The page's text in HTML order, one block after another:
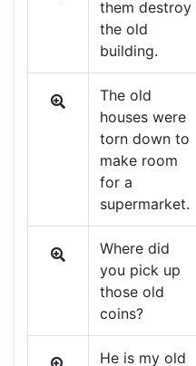
them destroy
the old
building.
The old
houses were
torn down to
make room
for a
supermarket.
Where did
you pick up
those old
coins?
He is my old